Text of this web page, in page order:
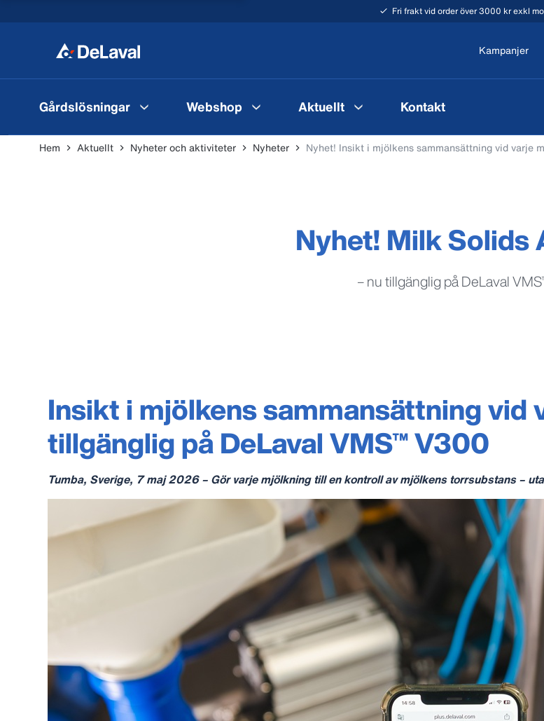
Fri frakt vid order över 3000 kr exkl
Kampanjer
Gårdslösningar Webshop Aktuellt Kontakt
Hem Aktuellt Nyheter och aktiviteter Nyheter Nyhet! Insikt i mjölkens sammansättning vid varje
Nyhet! Milk Solids
– nu tillgänglig på DeLaval
Insikt i mjölkens sammansättning vid
tillgänglig på DeLaval VMS™ V300
Tumba, Sverige, 7 maj 2026 – Gör varje mjölkning till en kontroll av mjölkens torrsubstans –